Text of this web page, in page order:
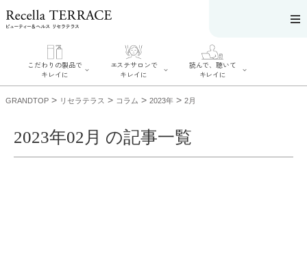
こだわりの製品で
キレイに
エステサロンで
キレイに
読んで、聴いて
キレイに
GRANDTOP > リセラテラス > コラム > 2023年 > 2月
2023年02月 の記事一覧